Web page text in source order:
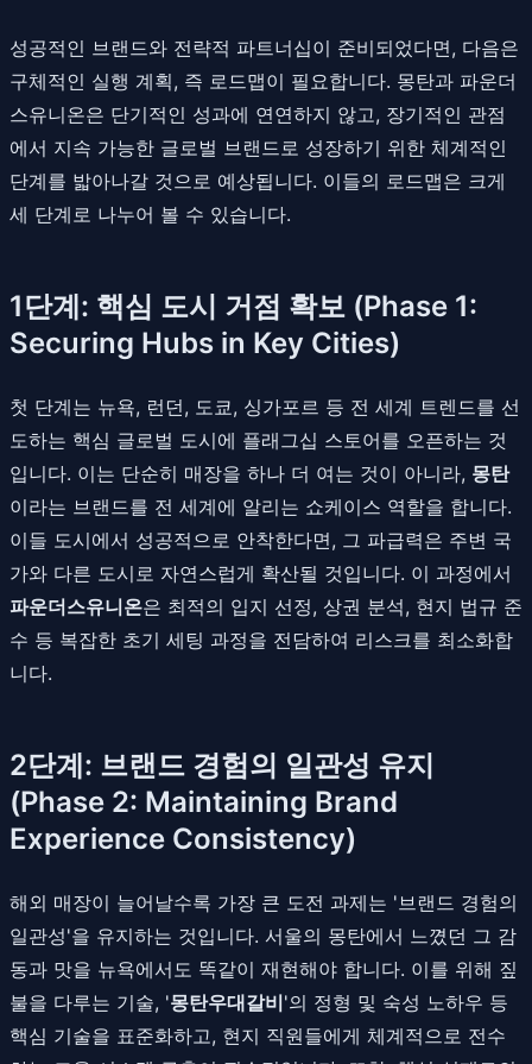
성공적인 브랜드와 전략적 파트너십이 준비되었다면, 다음은
구체적인 실행 계획, 즉 로드맵이 필요합니다. 몽탄과 파운더
스유니온은 단기적인 성과에 연연하지 않고, 장기적인 관점
에서 지속 가능한 글로벌 브랜드로 성장하기 위한 체계적인
단계를 밟아나갈 것으로 예상됩니다. 이들의 로드맵은 크게
세 단계로 나누어 볼 수 있습니다.
1단계: 핵심 도시 거점 확보 (Phase 1:
Securing Hubs in Key Cities)
첫 단계는 뉴욕, 런던, 도쿄, 싱가포르 등 전 세계 트렌드를 선
도하는 핵심 글로벌 도시에 플래그십 스토어를 오픈하는 것
입니다. 이는 단순히 매장을 하나 더 여는 것이 아니라, 몽탄
이라는 브랜드를 전 세계에 알리는 쇼케이스 역할을 합니다.
이들 도시에서 성공적으로 안착한다면, 그 파급력은 주변 국
가와 다른 도시로 자연스럽게 확산될 것입니다. 이 과정에서
파운더스유니온은 최적의 입지 선정, 상권 분석, 현지 법규 준
수 등 복잡한 초기 세팅 과정을 전담하여 리스크를 최소화합
니다.
2단계: 브랜드 경험의 일관성 유지
(Phase 2: Maintaining Brand
Experience Consistency)
해외 매장이 늘어날수록 가장 큰 도전 과제는 '브랜드 경험의
일관성'을 유지하는 것입니다. 서울의 몽탄에서 느꼈던 그 감
동과 맛을 뉴욕에서도 똑같이 재현해야 합니다. 이를 위해 짚
불을 다루는 기술, '몽탄우대갈비'의 정형 및 숙성 노하우 등
핵심 기술을 표준화하고, 현지 직원들에게 체계적으로 전수